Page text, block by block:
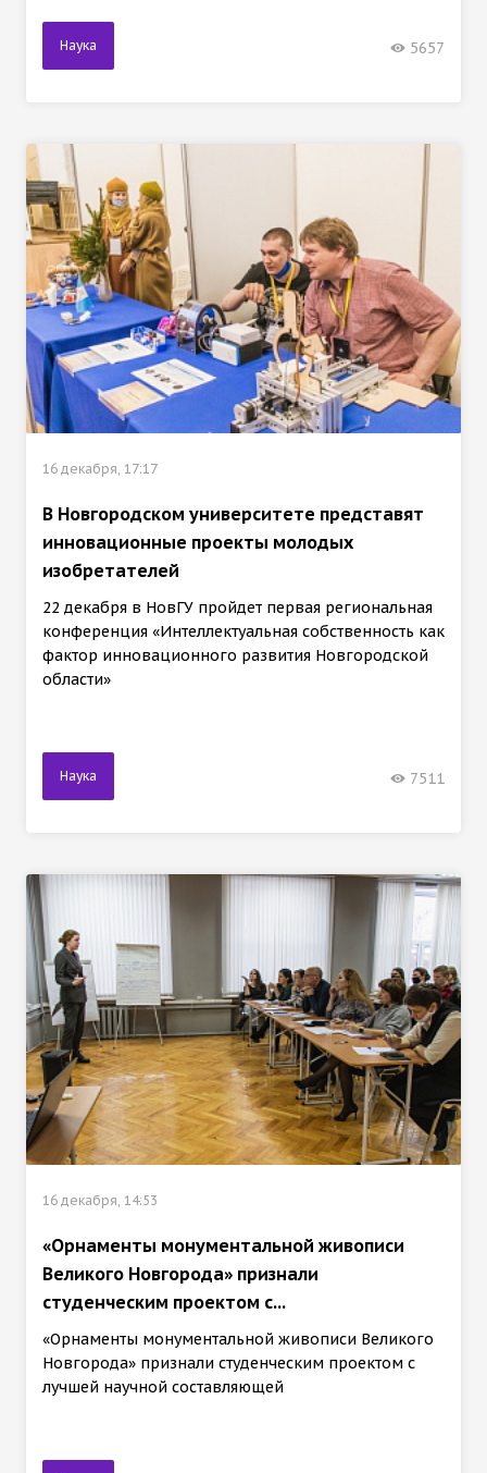
Наука 5657
16 декабря, 17:17
В Новгородском университете представят
инновационные проекты молодых
изобретателей
22 декабря в НовГУ пройдет первая региональная
конференция «Интеллектуальная собственность как
фактор инновационного развития Новгородской
области»
Наука 7511
16 декабря, 14:53
«Орнаменты монументальной живописи
Великого Новгорода» признали
студенческим проектом с...
«Орнаменты монументальной живописи Великого
Новгорода» признали студенческим проектом с
лучшей научной составляющей